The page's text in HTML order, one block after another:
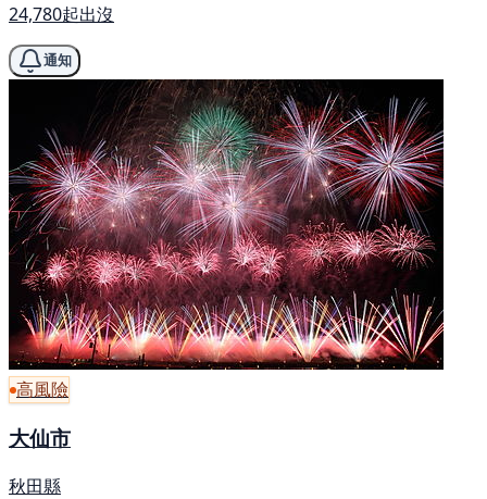
24,780起出沒
通知
高風險
大仙市
秋田縣